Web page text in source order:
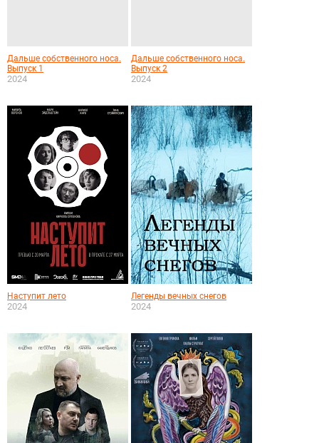
Дальше собственного носа.
Выпуск 1
2024
Дальше собственного носа.
Выпуск 2
2024
Наступит лето
2024
Легенды вечных снегов
2024